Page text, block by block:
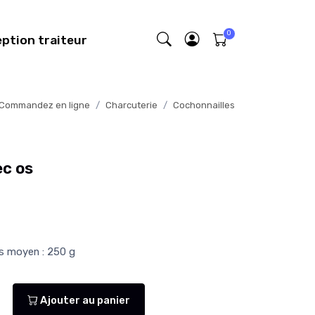
traiteur
en ligne Charcuterie Cochonnailles
os
moyen : 250 g
Ajouter au panier